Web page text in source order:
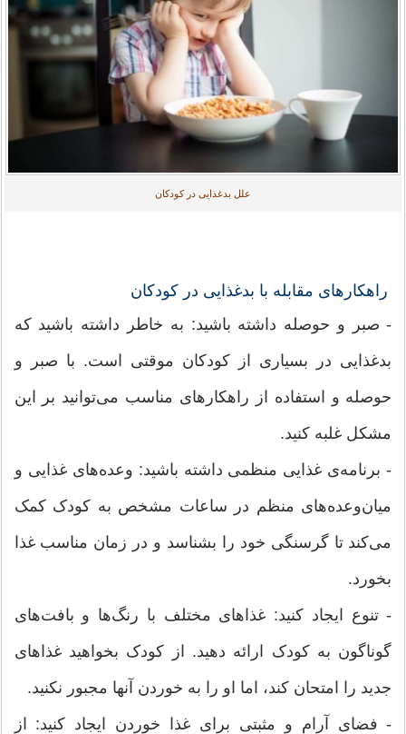
علل بدغذایی در کودکان
راهکارهای مقابله با بدغذایی در کودکان
- صبر و حوصله داشته باشید: به خاطر داشته باشید که
بدغذایی در بسیاری از کودکان موقتی است. با صبر و
حوصله و استفاده از راهکارهای مناسب می‌توانید بر این
مشکل غلبه کنید.
- برنامه‌ی غذایی منظمی داشته باشید: وعده‌های غذایی و
میان‌وعده‌های منظم در ساعات مشخص به کودک کمک
می‌کند تا گرسنگی خود را بشناسد و در زمان مناسب غذا
بخورد.
- تنوع ایجاد کنید: غذاهای مختلف با رنگ‌ها و بافت‌های
گوناگون به کودک ارائه دهید. از کودک بخواهید غذاهای
جدید را امتحان کند، اما او را به خوردن آنها مجبور نکنید.
- فضای آرام و مثبتی برای غذا خوردن ایجاد کنید: از